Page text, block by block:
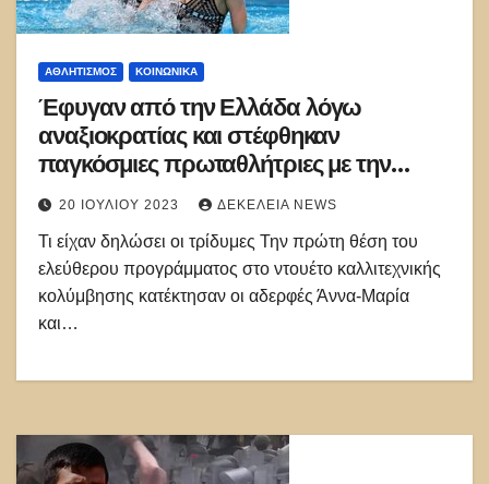
ΑΘΛΗΤΙΣΜΌΣ ΚΟΙΝΩΝΙΚΑ
Έφυγαν από την Ελλάδα λόγω
αναξιοκρατίας και στέφθηκαν
παγκόσμιες πρωταθλήτριες με την
Αυστρία
20 ΙΟΥΛΊΟΥ 2023 ΔΕΚΈΛΕΙΑ NEWS
Τι είχαν δηλώσει οι τρίδυμες Την πρώτη θέση του
ελεύθερου προγράμματος στο ντουέτο καλλιτεχνικής
κολύμβησης κατέκτησαν οι αδερφές Άννα-Μαρία
και…